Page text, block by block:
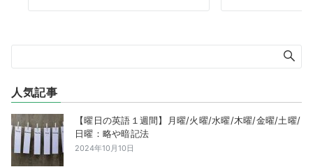
人気記事
【曜日の英語１週間】月曜/火曜/水曜/木曜/金曜/土曜/
日曜：略や暗記法
2024年10月10日